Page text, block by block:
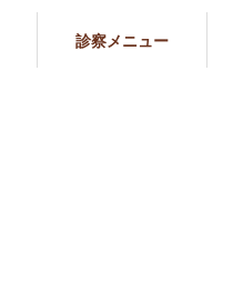
診察メニュー